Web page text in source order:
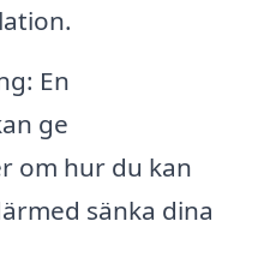
En
ge
om hur du kan
sänka dina